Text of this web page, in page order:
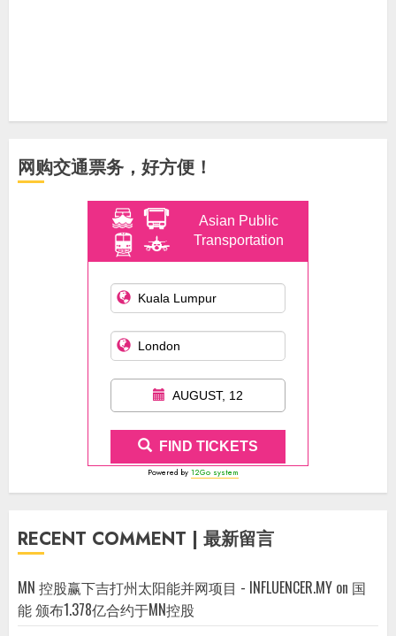
网购交通票务，好方便！
Asian Public
Transportation
AUGUST, 12
FIND TICKETS
Powered by 12Go system
RECENT COMMENT | 最新留言
MN 控股赢下吉打州太阳能并网项目 - INFLUENCER.MY on 国
能 颁布1.378亿合约于MN控股